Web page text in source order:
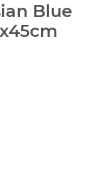
Blue